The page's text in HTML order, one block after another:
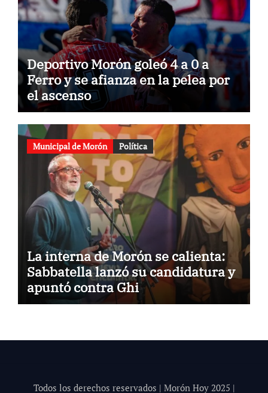
Deportivo Morón goleó 4 a 0 a
Ferro y se afianza en la pelea por
el ascenso
Municipal de Morón Política
La interna de Morón se calienta:
Sabbatella lanzó su candidatura y
apuntó contra Ghi
Todos los derechos reservados | Morón Hoy 2025 |